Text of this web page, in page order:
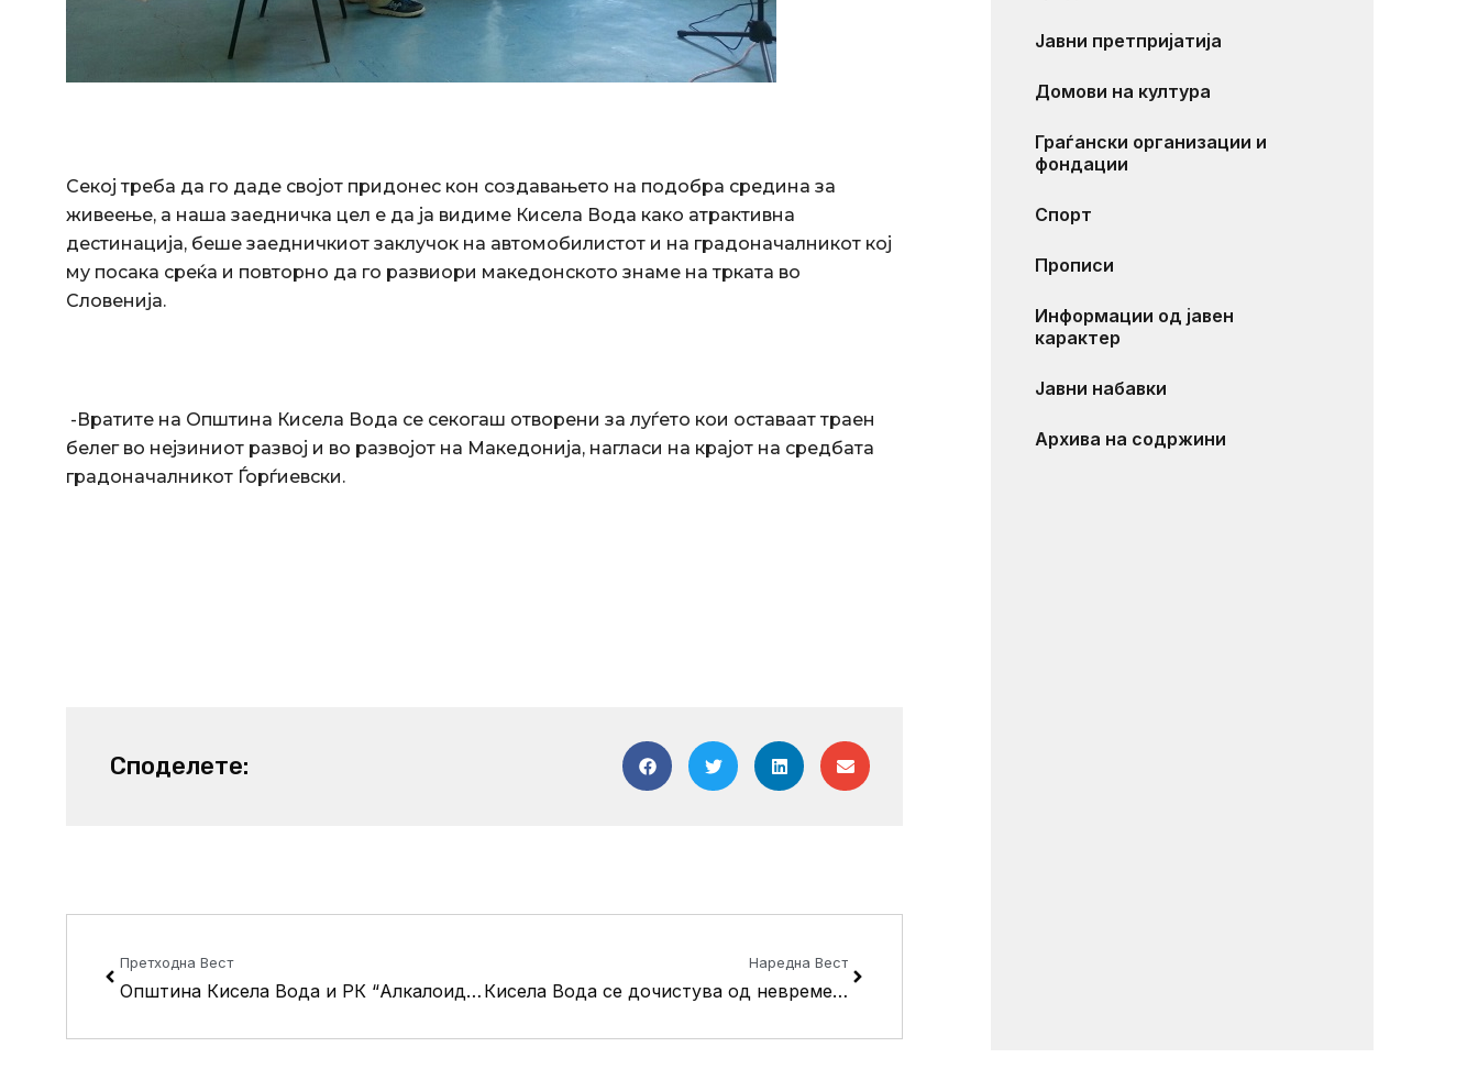
Секој треба да го даде својот придонес кон создавањето на подобра средина за
живеење, а наша заедничка цел е да ја видиме Кисела Вода како атрактивна
дестинација, беше заедничкиот заклучок на автомобилистот и на градоначалникот кој
му посака среќа и повторно да го развиори македонското знаме на трката во
Словенија.
-Вратите на Општина Кисела Вода се секогаш отворени за луѓето кои оставаат траен
белег во нејзиниот развој и во развојот на Македонија, нагласи на крајот на средбата
градоначалникот Ѓорѓиевски.
Споделете:
Претходна Вест
Општина Кисела Вода и РК “Алкалоид” го опремија кабинетот по информатика во ООУ “Круме Кепески”
Наредна Вест
Кисела Вода се дочистува од невремето, штетите се пријавуваат во Општина
Јавни претпријатија
Домови на култура
Граѓански организации и
фондации
Спорт
Прописи
Информации од јавен
карактер
Јавни набавки
Архива на содржини